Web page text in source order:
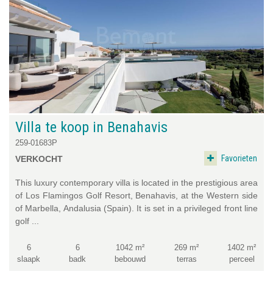
Villa te koop in Benahavis
259-01683P
VERKOCHT Favorieten
This luxury contemporary villa is located in the prestigious area
of Los Flamingos Golf Resort, Benahavis, at the Western side
of Marbella, Andalusia (Spain). It is set in a privileged front line
golf ...
6
slaapk
6
badk
1042 m²
bebouwd
269 m²
terras
1402 m²
perceel